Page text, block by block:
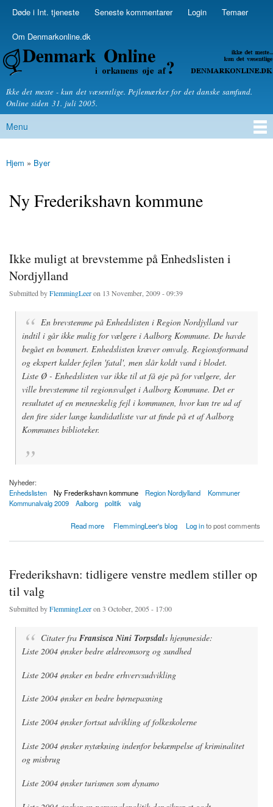
Skip to
Secondary menu
Døde i Int. tjeneste Seneste kommentarer Login Temaer
Om Denmarkonline.dk
Denmarkonline.dk - blognyheder om politik
Ikke det meste - kun det væsentlige. Pejlemærker for det danske samfund.
Online siden 31. juli 2005.
Main menu
Menu
You are here
Hjem » Byer
Ny Frederikshavn kommune
Ikke muligt at brevstemme på Enhedslisten i
Nordjylland
Submitted byFlemmingLeeron 13 November, 2009 - 09:39
En brevstemme på Enhedslisten i Region Nordjylland var
indtil i går ikke mulig for vælgere i Aalborg Kommune. De havde
begået en bommert. Enhedslisten kræver omvalg. Regionsformand
og ekspert kalder fejlen 'fatal', men slår koldt vand i blodet.
Liste Ø - Enhedslisten var ikke til at få øje på for vælgere, der
ville brevstemme til regionsvalget i Aalborg Kommune. Det er
resultatet af en menneskelig fejl i kommunen, hvor kun tre ud af
den fire sider lange kandidatliste var at finde på et af Aalborg
Kommunes biblioteker.
Nyheder:
Enhedslisten
Ny Frederikshavn kommune Region Nordjylland
Kommuner
Kommunalvalg 2009
Aalborg politik valg
Read more
about Ikke muligt at brevstemme på Enhedslisten i Nordjylland
FlemmingLeer's blog Log into post comments
Frederikshavn: tidligere venstre medlem stiller op
til valg
Submitted byFlemmingLeeron 3 October, 2005 - 17:00
Citater fraFransisca Nini Torpsdals hjemmeside:
Liste 2004 ønsker bedre ældreomsorg og sundhed
Liste 2004 ønsker en bedre erhvervsudvikling
Liste 2004 ønsker en bedre børnepasning
Liste 2004 ønsker fortsat udvikling af folkeskolerne
Liste 2004 ønsker nytækning indenfor bekæmpelse af kriminalitet
og misbrug
Liste 2004 ønsker turismen som dynamo